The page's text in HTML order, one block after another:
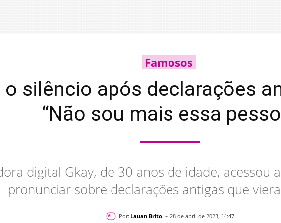
Famosos
o silêncio após declarações
“Não sou mais essa
digital Gkay, de 30 anos de idade, acessou
pronunciar sobre declarações antigas que
Por: Lauan Brito - 28 de abril de 2023, 14:47